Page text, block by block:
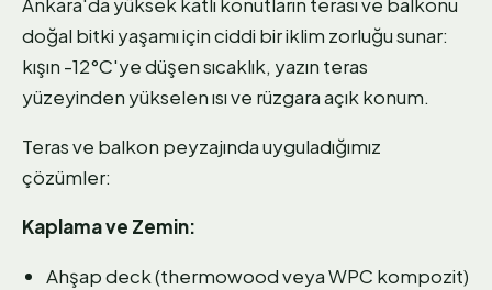
doğal bitki yaşamı için ciddi bir iklim zorluğu sunar:
kışın -12°C'ye düşen sıcaklık, yazın teras
yüzeyinden yükselen ısı ve rüzgara açık konum.
Teras ve balkon peyzajında uyguladığımız
çözümler:
Kaplama ve Zemin:
Ahşap deck (thermowood veya WPC kompozit)